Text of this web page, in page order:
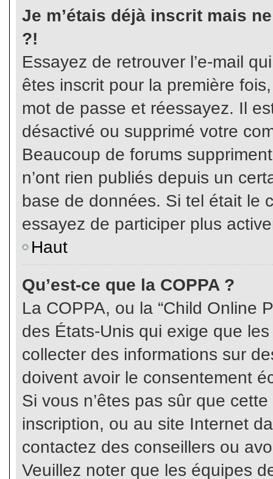
Je m’étais déjà inscrit mais
?!
Essayez de retrouver l’e-mail
êtes inscrit pour la première
mot de passe et réessayez. Il
désactivé ou supprimé votre
Beaucoup de forums
n’ont rien publiés depuis un
base de données. Si tel était le
essayez de participer plus
Haut
Qu’est-ce que la COPPA ?
La COPPA, ou la “Child Online
des États-Unis qui exige que
collecter des informations sur
doivent avoir le consentement
Si vous n’êtes pas sûr que
inscription, ou au site Internet
contactez des conseillers ou
Veuillez noter que les équipes